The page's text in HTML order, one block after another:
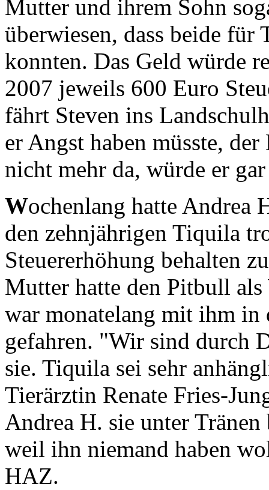
Mutter und ihrem Sohn
überwiesen, dass beide für
konnten. Das Geld würde
2007 jeweils 600 Euro
fährt Steven ins
er Angst haben müsste,
nicht mehr da, würde er
Wochenlang hatte Andrea
den zehnjährigen Tiquila
Steuererhöhung behalten
Mutter hatte den Pitbull
war monatelang mit ihm in
gefahren. "Wir sind durch
sie. Tiquila sei sehr
Tierärztin Renate Fries-
Andrea H. sie unter
weil ihn niemand haben
HAZ.